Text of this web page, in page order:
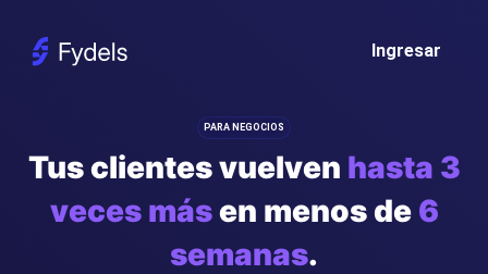
Ingresar
PARA NEGOCIOS
Tus clientes vuelven hasta 3
veces másen menos de 6
semanas.